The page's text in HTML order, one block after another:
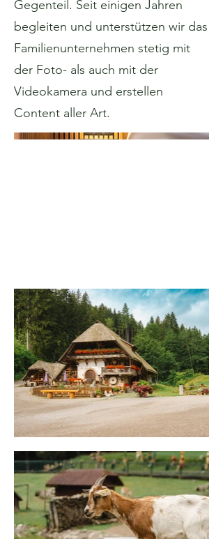
Gegenteil. Seit einigen Jahren
begleiten und unterstützen wir das
Familienunternehmen stetig mit
der Foto- als auch mit der
Videokamera und erstellen
Content aller Art.